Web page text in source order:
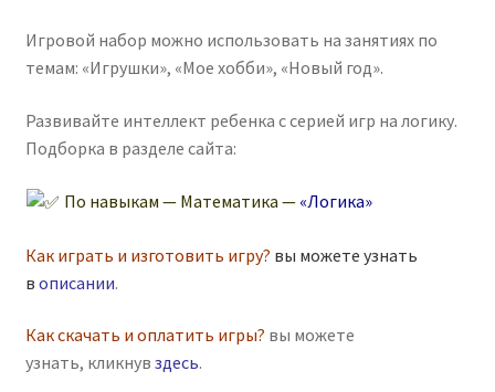
Игровой набор можно использовать на занятиях по
темам: «Игрушки», «Мое хобби», «Новый год».
Развивайте интеллект ребенка с серией игр на логику.
Подборка в разделе сайта:
По навыкам — Математика — «Логика»
Как играть и изготовить игру? вы можете узнать
в описании.
Как скачать и оплатить игры? вы можете
узнать, кликнув здесь.